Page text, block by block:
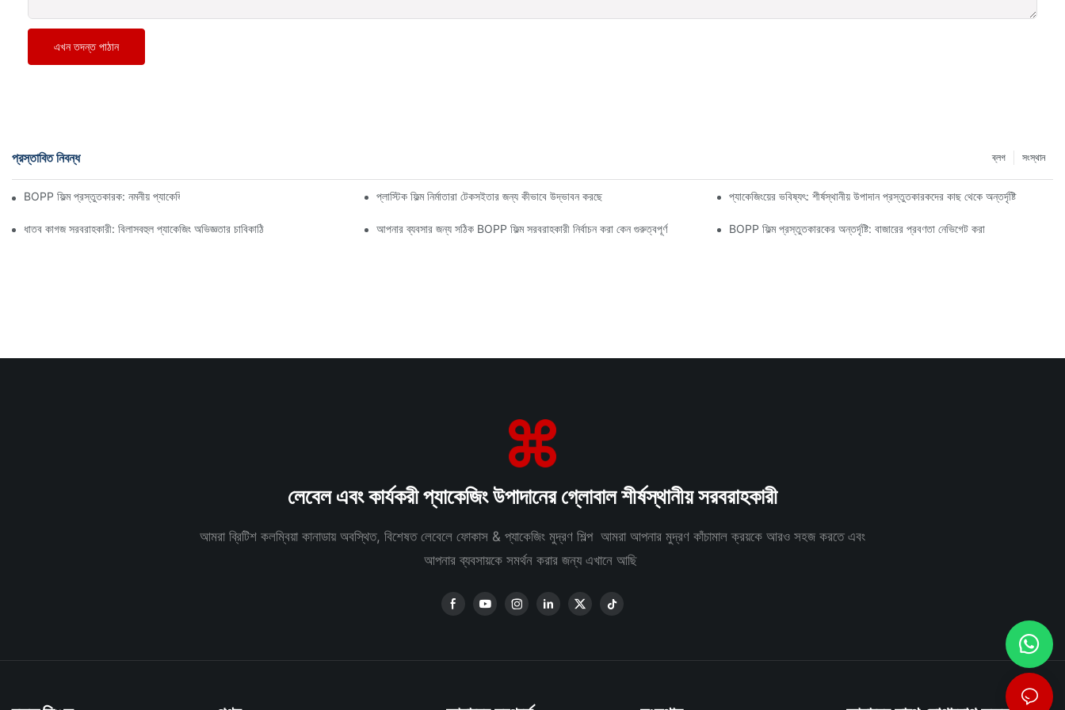
এখন তদন্ত পাঠান
প্রস্তাবিত নিবন্ধ সংস্থান
ব্লগ
BOPP ফিল্ম প্রস্তুতকারক: নমনীয় প্যাকেজিংয়ের মেরুদণ্ড প্লাস্টিক ফিল্ম নির্মাতারা টেকসইতার জন্য কীভাবে উদ্ভাবন করছে প্যাকেজিংয়ের ভবিষ্যৎ: শীর্ষস্থানীয় উপাদান প্রস্তুতকারকদের কাছ থেকে অন্তর্দৃষ্টি
ধাতব কাগজ সরবরাহকারী: বিলাসবহুল প্যাকেজিং অভিজ্ঞতার চাবিকাঠি আপনার ব্যবসার জন্য সঠিক BOPP ফিল্ম সরবরাহকারী নির্বাচন করা কেন গুরুত্বপূর্ণ BOPP ফিল্ম প্রস্তুতকারকের অন্তর্দৃষ্টি: বাজারের প্রবণতা নেভিগেট করা
লেবেল এবং কার্যকরী প্যাকেজিং উপাদানের গ্লোবাল শীর্ষস্থানীয় সরবরাহকারী
আমরা ব্রিটিশ কলম্বিয়া কানাডায় অবস্থিত, বিশেষত লেবেলে ফোকাস & প্যাকেজিং মুদ্রণ শিল্প আমরা আপনার মুদ্রণ কাঁচামাল ক্রয়কে আরও সহজ করতে এবং
আপনার ব্যবসায়কে সমর্থন করার জন্য এখানে আছি